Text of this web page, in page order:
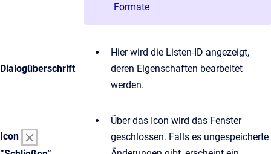
Formate
Dialogüberschrift
Hier wird die Listen-ID angezeigt,
deren Eigenschaften bearbeitet
werden.
Icon
Über das Icon wird das Fenster
geschlossen. Falls es ungespeicherte